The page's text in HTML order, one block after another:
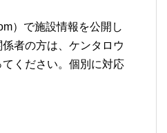
）で施設情報を公開し
者の方は、ケンタロウ
ください。個別に対応